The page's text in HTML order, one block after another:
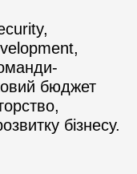
бюджет
бізнесу.